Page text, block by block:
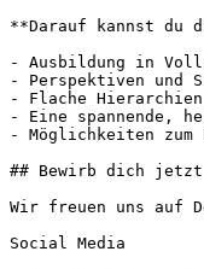
**Darauf kannst du
- Ausbildung in
- Perspektiven und
- Flache
- Eine spannende,
- Möglichkeiten
## Bewirb dich jetzt
Wir freuen uns auf
Social Media